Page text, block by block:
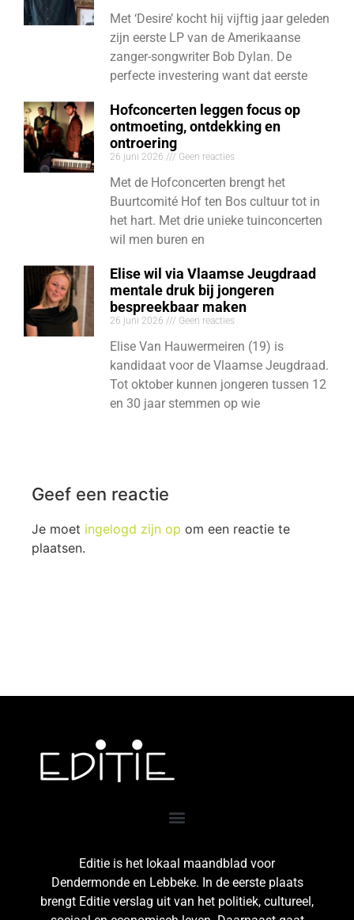
Met ‘Desire’ kocht hij vijftig jaar geleden
zijn eerste LP van de Amerikaanse
zanger-songwriter Bob Dylan. De
perfecte investering want dat eerste
Hofconcerten leggen focus op
ontmoeting, ontdekking en
ontroering
26 juni 2026 Geen reacties
Met de Hofconcerten brengt het
Buurtcomité Hof ten Bos cultuur tot in
het hart. Met drie unieke tuinconcerten
wil men buren en
Elise wil via Vlaamse Jeugdraad
mentale druk bij jongeren
bespreekbaar maken
26 juni 2026 Geen reacties
Elise Van Hauwermeiren (19) is
kandidaat voor de Vlaamse Jeugdraad.
Tot oktober kunnen jongeren tussen 12
en 30 jaar stemmen op wie
Geef een reactie
Je moet ingelogd zijn op om een reactie te
plaatsen.
Editie is het lokaal maandblad voor
Dendermonde en Lebbeke. In de eerste plaats
brengt Editie verslag uit van het politiek, cultureel,